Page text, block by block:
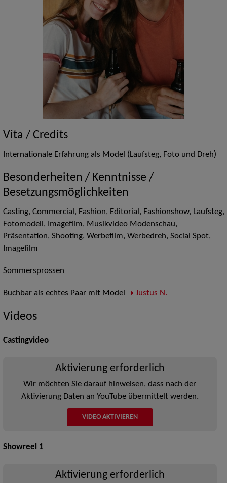
Vita / Credits
Internationale Erfahrung als Model (Laufsteg, Foto und Dreh)
Besonderheiten / Kenntnisse /
Besetzungsmöglichkeiten
Casting, Commercial, Fashion, Editorial, Fashionshow, Laufsteg,
Fotomodell, Imagefilm, Musikvideo Modenschau,
Präsentation, Shooting, Werbefilm, Werbedreh, Social Spot,
Imagefilm
Sommersprossen
Buchbar als echtes Paar mit Model Justus N.
Videos
Castingvideo
Aktivierung erforderlich
Wir möchten Sie darauf hinweisen, dass nach der
Aktivierung Daten an YouTube übermittelt werden.
VIDEO AKTIVIEREN
Showreel 1
Aktivierung erforderlich